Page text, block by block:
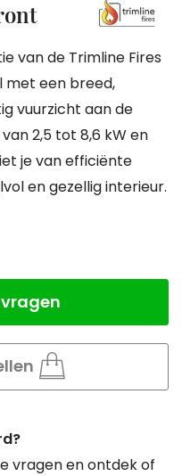
van de Trimline Fires
met een breed,
vuurzicht aan de
2,5 tot 8,6 kW en
je van efficiënte
en gezellig interieur.
vragen en ontdek of